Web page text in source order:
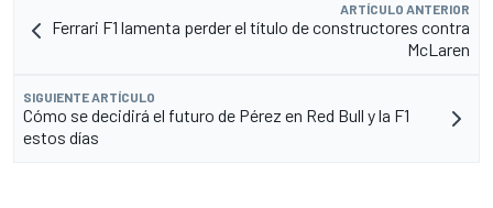
ARTÍCULO ANTERIOR
Ferrari F1 lamenta perder el título de constructores contra
McLaren
SIGUIENTE ARTÍCULO
Cómo se decidirá el futuro de Pérez en Red Bull y la F1
estos días